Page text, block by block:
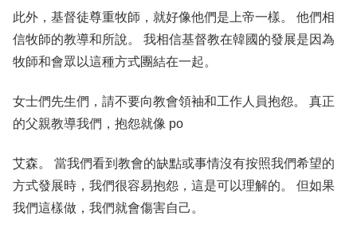
此外，基督徒尊重牧師，就好像他們是上帝一樣。 他們相
信牧師的教導和所說。 我相信基督教在韓國的發展是因為
牧師和會眾以這種方式團結在一起。
女士們先生們，請不要向教會領袖和工作人員抱怨。 真正
的父親教導我們，抱怨就像 po
艾森。 當我們看到教會的缺點或事情沒有按照我們希望的
方式發展時，我們很容易抱怨，這是可以理解的。 但如果
我們這樣做，我們就會傷害自己。